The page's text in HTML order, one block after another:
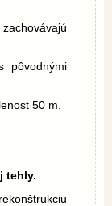
zachovávajú
pôvodnými
50 m.
tehly.